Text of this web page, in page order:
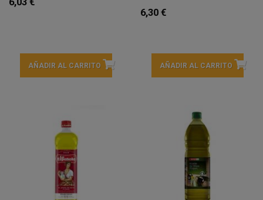
AÑADIR AL CARRITO
6,30 €
AÑADIR AL CARRITO